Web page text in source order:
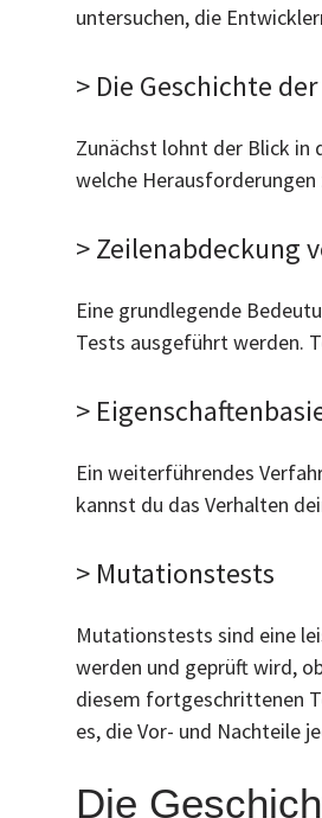
untersuchen, die
> Die Geschichte
Zunächst lohnt der Blick in
welche
> Zeilenabdeckung
Eine grundlegende
Tests ausgeführt werden.
>
Ein weiterführendes
kannst du das Verhalten
> Mutationstests
Mutationstests sind eine
werden und geprüft wird,
diesem fortgeschrittenen
es, die Vor- und Nachteile
Die